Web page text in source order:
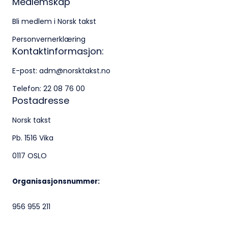
Klingenberggt. 7A, 0161 Oslo
Pb. 1516 Vika, 0117 OSLO
Organisasjonsnummer:
956 955 211
Bli medlem i Norsk takst
Personvernerklæring
Kontaktinformasjon:
E-post: adm@norsktakst.no
Telefon: 22 08 76 00
Postadresse
Norsk takst
Pb. 1516 Vika
0117 OSLO
Organisasjonsnummer:
956 955 211